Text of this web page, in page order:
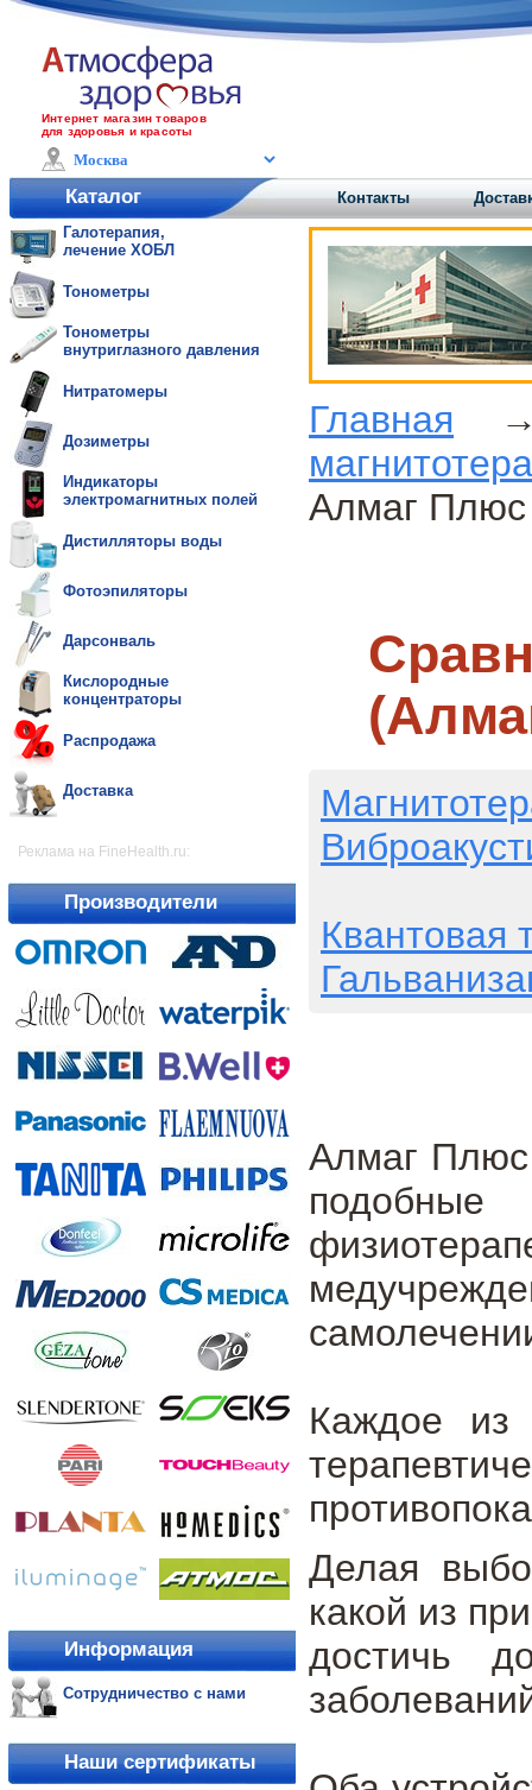
Интернет магазин товаров
для здоровья и красоты
Каталог Контакты
Галотерапия,
лечение ХОБЛ
Тонометры
Тонометры
внутриглазного давления
Нитратомеры
Дозиметры
Индикаторы
электромагнитных полей
Дистилляторы воды
Фотоэпиляторы
Дарсонваль
Кислородные
концентраторы
Распродажа
Доставка
Реклама на FineHealth.ru:
Производители
Информация
Сотрудничество с нами
Наши сертификаты
Главная
Алмаг Плюс
Квантовая
Алмаг
подобные
Каждое из
Делая
какой из
достичь